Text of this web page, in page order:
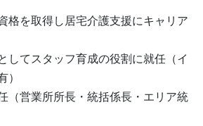
格を取得し居宅介護支援にキャリア
してスタッフ育成の役割に就任（イ
（営業所所長・統括係長・エリア統